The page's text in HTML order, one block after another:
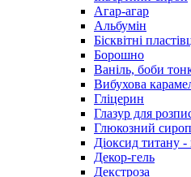
Агар-агар
Альбумін
Бісквітні
Борошно
Ваніль, боби
Вибухова
Гліцерин
Глазур для
Глюкозний сироп
Діоксид титану -
Декор-гель
Декстроза